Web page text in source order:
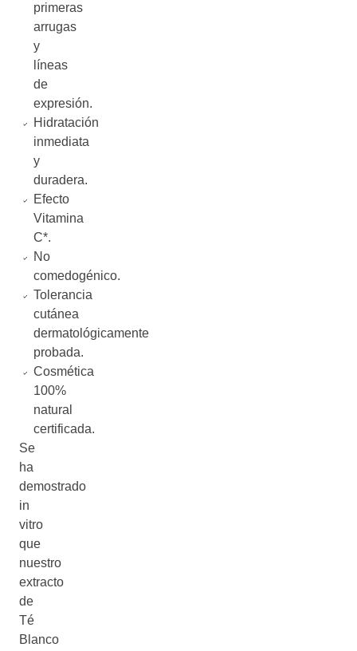
primeras
arrugas
y
líneas
de
expresión.
Hidratación
inmediata
y
duradera.
Efecto
Vitamina
C*.
No
comedogénico.
Tolerancia
cutánea
dermatológicamente
probada.
Cosmética
100%
natural
certificada.
Se
ha
demostrado
in
vitro
que
nuestro
extracto
de
Té
Blanco